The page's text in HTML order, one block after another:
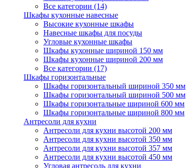
Все категории (14)
Шкафы кухонные навесные
Высокие кухонные шкафы
Навесные шкафы для посуды
Угловые кухонные шкафы
Шкафы кухонные шириной 150 мм
Шкафы кухонные шириной 200 мм
Все категории (17)
Шкафы горизонтальные
Шкафы горизонтальный шириной 350 мм
Шкафы горизонтальный шириной 500 мм
Шкафы горизонтальные шириной 600 мм
Шкафы горизонтальные шириной 800 мм
Антресоли для кухни
Антресоли для кухни высотой 200 мм
Антресоли для кухни высотой 350 мм
Антресоли для кухни высотой 357 мм
Антресоли для кухни высотой 450 мм
Угловая антресоль для кухни